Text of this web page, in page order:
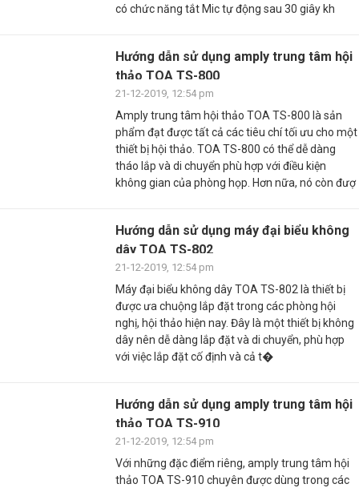
có chức năng tắt Mic tự động sau 30 giây kh
Hướng dẫn sử dụng amply trung tâm hội
thảo TOA TS-800
21-12-2019, 12:54 pm
Amply trung tâm hội thảo TOA TS-800 là sản
phẩm đạt được tất cả các tiêu chí tối ưu cho một
thiết bị hội thảo. TOA TS-800 có thể dễ dàng
tháo lắp và di chuyển phù hợp với điều kiện
không gian của phòng họp. Hơn nữa, nó còn đượ
Hướng dẫn sử dụng máy đại biểu không
dây TOA TS-802
21-12-2019, 12:54 pm
Máy đại biểu không dây TOA TS-802 là thiết bị
được ưa chuộng lắp đặt trong các phòng hội
nghị, hội thảo hiện nay. Đây là một thiết bị không
dây nên dễ dàng lắp đặt và di chuyển, phù hợp
với việc lắp đặt cố định và cả t�
Hướng dẫn sử dụng amply trung tâm hội
thảo TOA TS-910
21-12-2019, 12:54 pm
Với những đặc điểm riêng, amply trung tâm hội
thảo TOA TS-910 chuyên được dùng trong các